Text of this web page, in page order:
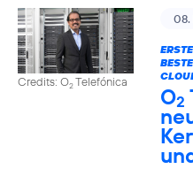
Credits: O2Telefónica
08.
O2